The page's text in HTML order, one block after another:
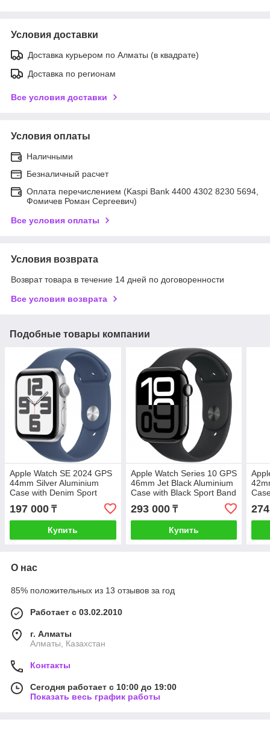
Условия доставки
Доставка курьером по Алматы (в квадрате)
Доставка по регионам
Все условия доставки
Условия оплаты
Наличными
Безналичный расчет
Оплата перечислением (Kaspi Bank 4400 4302 8230 5694,
Фомичев Роман Сергеевич)
Все условия оплаты
Условия возврата
Возврат товара в течение 14 дней по договоренности
Все условия возврата
Подобные товары компании
Apple Watch SE 2024 GPS
44mm Silver Aluminium
Case with Denim Sport
Band - M/L,Model A2723
(MXER3QI/A)
197 000 ₸
Купить
Apple Watch Series 10 GPS
46mm Jet Black Aluminium
Case with Black Sport Band
- S/M,Model A2999
(MWWP3QI/A)
293 000₸
Купить
О нас
85% положительных из 13 отзывов за год
Работает с 03.02.2010
г. Алматы
Алматы, Казахстан
Контакты
Сегодня работает с 10:00 до 19:00
Показать весь график работы